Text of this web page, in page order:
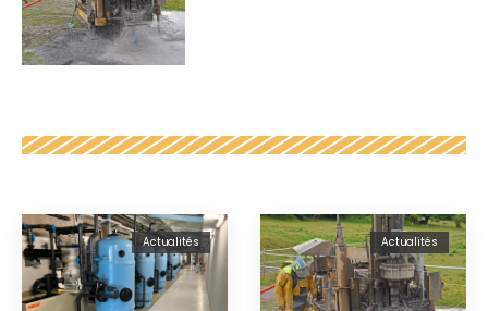
Actualités Actualités